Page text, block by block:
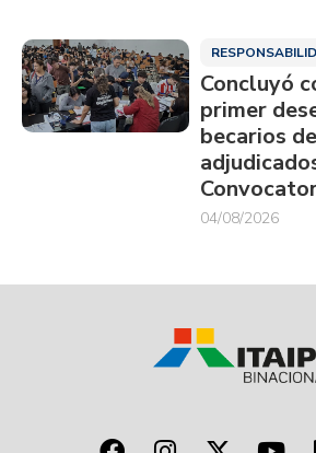
Concluyó
primer
becarios
04/08/2026